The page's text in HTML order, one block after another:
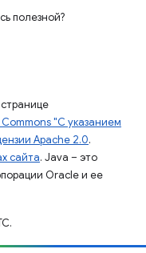
полезной?
"С указанием
Apache 2.0.
сайта. Java – это
Oracle и ее